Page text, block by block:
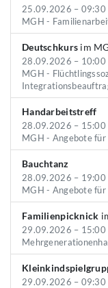
25.09.2026 – 09:30
MGH -
Deutschkurs im
28.09.2026 – 10:00
MGH -
Handarbeitstreff
28.09.2026 – 15:00
MGH - Angebote für
Bauchtanz
28.09.2026 – 19:00
MGH - Angebote für
Familienpicknick
29.09.2026 – 15:00
29.09.2026 – 09:30